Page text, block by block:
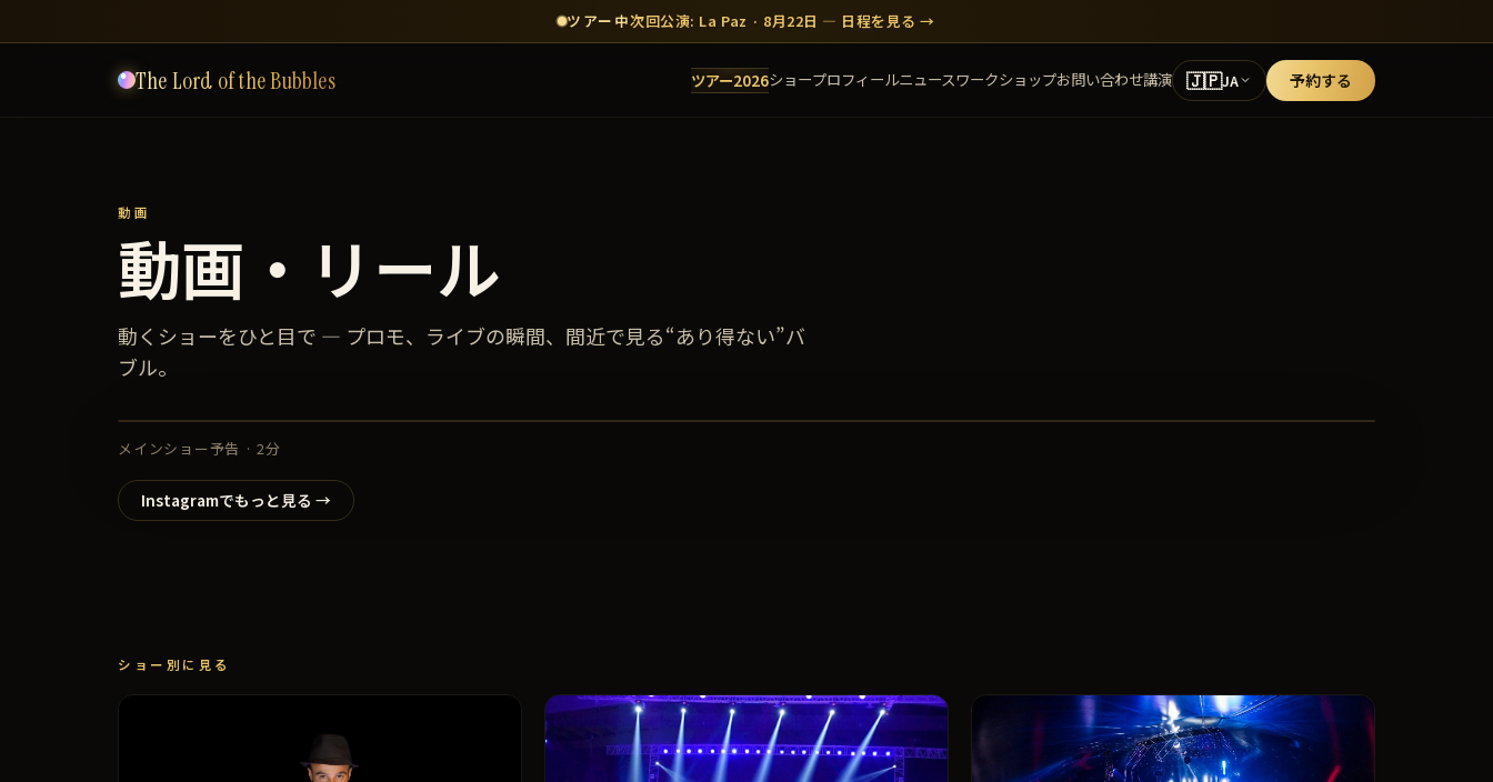
ツアー中次回公演: La Paz · 8月22日 — 日程を見る →
The Lord of the Bubbles ツアー2026ショープロフィールニュースワークショップお問い合わせ講演 🇯🇵JA 予約する
動画
動画・リール
動くショーをひと目で — プロモ、ライブの瞬間、間近で見る“あり得ない”バ
ブル。
メインショー予告 · 2分
Instagramでもっと見る →
ショー別に見る